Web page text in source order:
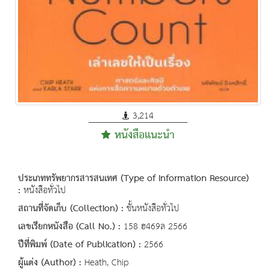
3,214
หนังสือแนะนำ
ประเภททรัพยากรสารสนเทศ (Type of Information Resource)
: หนังสือทั่วไป
สถานที่จัดเก็บ (Collection) : ชั้นหนังสือทั่วไป
เลขเรียกหนังสือ (Call No.) : 158 ฮ469ล 2566
ปีที่พิมพ์ (Date of Publication) : 2566
ผู้แต่ง (Author) : Heath, Chip